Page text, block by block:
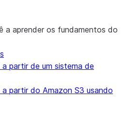
a aprender os fundamentos do
partir de um sistema de
a partir do Amazon S3 usando